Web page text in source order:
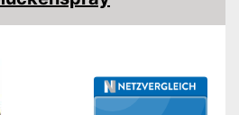
Freiverkäuflich zu erwerben
siehe Anbieter